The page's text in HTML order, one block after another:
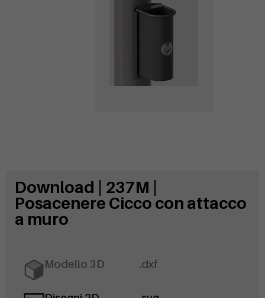
esistente
Download | 237M |
Posacenere Cicco con attacco
a muro
Modello 3D .dxf